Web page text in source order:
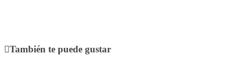
También te puede gustar